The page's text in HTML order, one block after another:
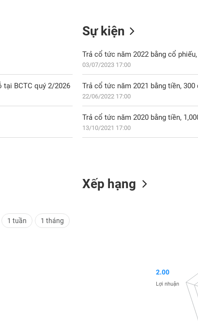
tại BCTC quý 2/2026
Sự kiện
Trả cổ tức năm 2022 bằng cổ
03/07/2023 17:00
Trả cổ tức năm 2021 bằng tiền, 300
22/06/2022 17:00
Trả cổ tức năm 2020 bằng tiền,
13/10/2021 17:00
1 tuần 1 tháng
Xếp hạng
2.00
Lợi nhuận